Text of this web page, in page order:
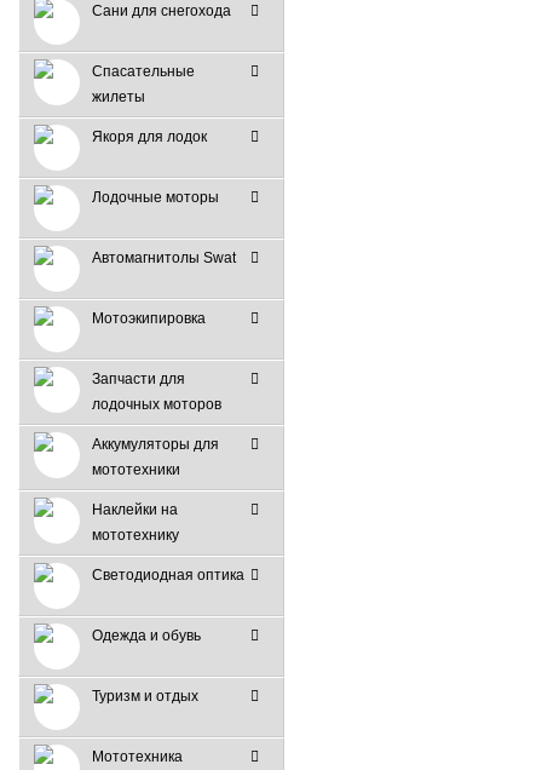
Сани для снегохода
Спасательные
жилеты
Якоря для лодок
Лодочные моторы
Автомагнитолы Swat
Мотоэкипировка
Запчасти для
лодочных моторов
Аккумуляторы для
мототехники
Наклейки на
мототехнику
Светодиодная оптика
Одежда и обувь
Туризм и отдых
Мототехника